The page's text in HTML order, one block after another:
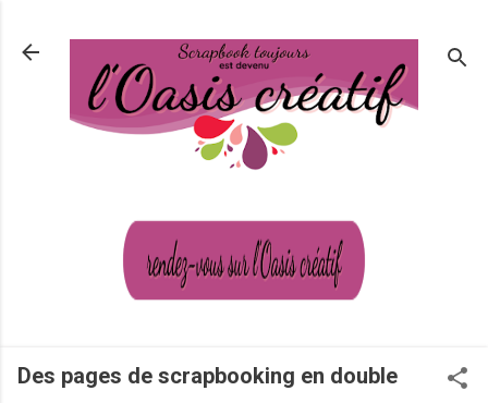
Des pages de scrapbooking en double